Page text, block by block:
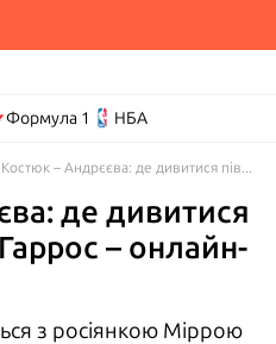
Формула 1 НБА
де дивитися
– онлайн-
з росіянкою Міррою